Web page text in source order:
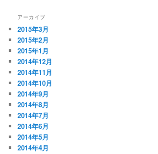
アーカイブ
2015年3月
2015年2月
2015年1月
2014年12月
2014年11月
2014年10月
2014年9月
2014年8月
2014年7月
2014年6月
2014年5月
2014年4月